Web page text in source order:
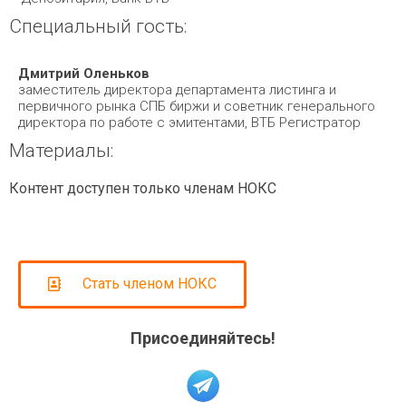
Специальный гость:
Дмитрий Оленьков
заместитель директора департамента листинга и
первичного рынка СПБ биржи и советник генерального
директора по работе с эмитентами, ВТБ Регистратор
Материалы:
Контент доступен только членам НОКС
Стать членом НОКС
Присоединяйтесь!